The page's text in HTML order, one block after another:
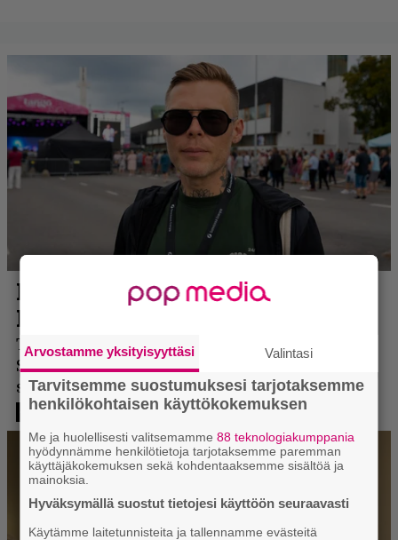
Arvostamme yksityisyyttäsi Valintasi
Tarvitsemme suostumuksesi tarjotaksemme
henkilökohtaisen käyttökokemuksen
Me ja huolellisesti valitsemamme88 teknologiakumppania
hyödynnämme henkilötietoja tarjotaksemme paremman
käyttäjäkokemuksen sekä kohdentaaksemme sisältöä ja
mainoksia.
Hyväksymällä suostut tietojesi käyttöön seuraavasti
Käytämme laitetunnisteita ja tallennamme evästeitä